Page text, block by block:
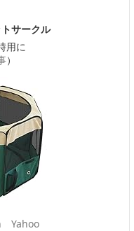
サークル
用に
）
Yahoo